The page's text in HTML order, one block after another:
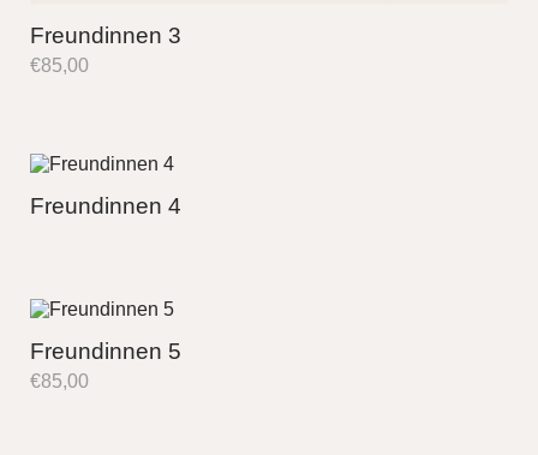
Freundinnen 3
€85,00
Freundinnen 4
Freundinnen 5
€85,00